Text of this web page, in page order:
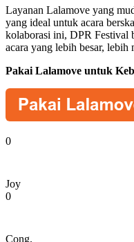
Layanan Lalamove yang
yang ideal untuk acara
kolaborasi ini, DPR Festival
acara yang lebih besar, lebih
Pakai Lalamove untuk
0
Joy
0
Cong.